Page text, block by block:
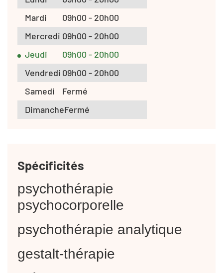
Mardi
09h00 - 20h00
Mercredi 09h00 - 20h00
Jeudi
09h00 - 20h00
Vendredi 09h00 - 20h00
Samedi
Fermé
DimancheFermé
Spécificités
psychothérapie
psychocorporelle
psychothérapie analytique
gestalt-thérapie